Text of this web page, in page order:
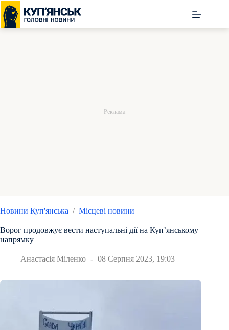
Перейти
до
вмісту
Новини Куп'янська / Місцеві новини
Ворог продовжує вести наступальні дії на Купʼянському
напрямку
Анастасія Міленко 08 Серпня 2023, 19:03